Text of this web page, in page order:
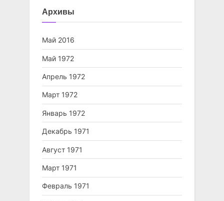
Архивы
Май 2016
Май 1972
Апрель 1972
Март 1972
Январь 1972
Декабрь 1971
Август 1971
Март 1971
Февраль 1971